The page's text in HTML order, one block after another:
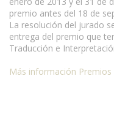
premio antes del 18 de
La resolución del jurado
entrega del premio que
Traducción e
Más información